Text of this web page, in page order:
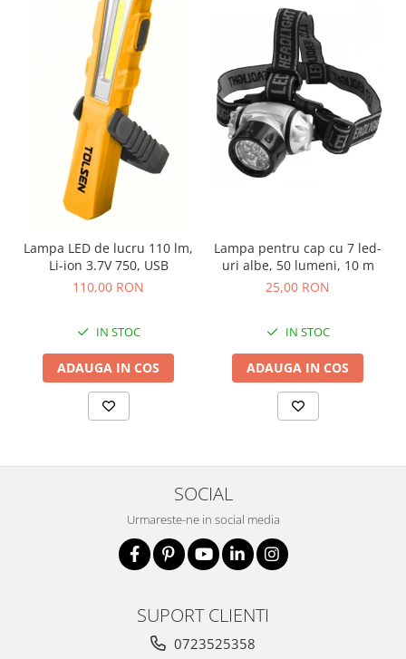
Lampa LED de lucru 110 lm,
Li-ion 3.7V 750, USB
110,00 RON
IN STOC
ADAUGA IN COS
Lampa pentru cap cu 7 led-
uri albe, 50 lumeni, 10 m
25,00 RON
IN STOC
ADAUGA IN COS
SOCIAL
Urmareste-ne in social media
SUPORT CLIENTI
0723525358